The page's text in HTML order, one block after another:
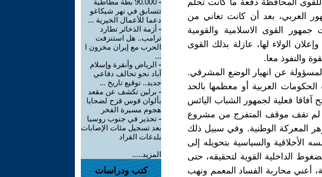
المحافظة دفعة ما كانت تحلم
العربي، بعد أن كانت تعاني من
القوى الاسلامية والقومية
الولاء لها، عازلة بذلك القوى
والنفوذ معا.
عن انهيار الوضع المشرقي.
العربية أو معظمها بالحد
آفاقا فعلية لجمهور الشباب اليائس
لم تقف موقف المتفرج من مشروع
المعركة الوطنية. وفي سبيل ذلك
والسياسية بتحويله إلى
الداخلية القوية لتحقيقه، حتى
أعني محاربة الفساد المعمم ونهب
-
90.000 بطة مطاطية
تتسابق في نهر شيكاغو
دعما للأعمال الخيرية ...
- أزمة الذخائر تطارد
ترامب.. هل استنزفت
الحرب مع إيران مخزون ا
...
- الرياض وأنقرة وإسلام
آباد نحو تحالف دفاعي
جديد.. توقيع تاريخ ...
- برلين تكشف عن مقعد
بألوان قوس قزح لضحايا
هجوم مسيرة الفخر
- تحذير في جنوب روسيا
بعد تسجيل مئات الإصابات
بلدغات القراد
المزيد.....
كتب ودراسات